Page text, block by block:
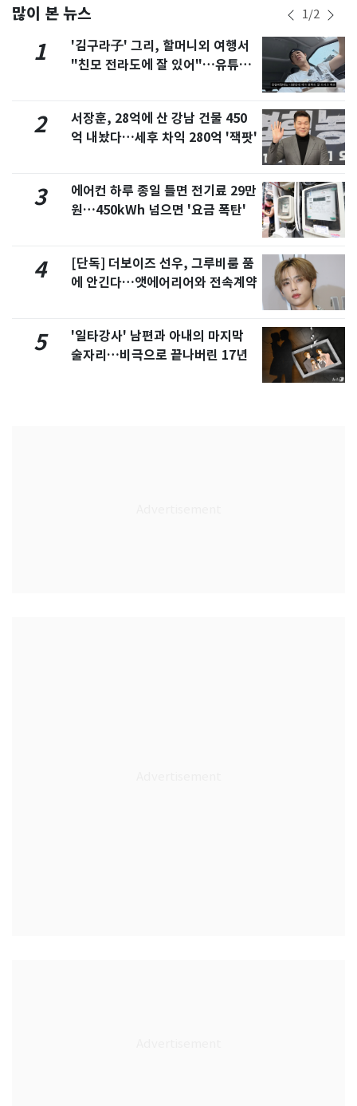
많이 본 뉴스 1/2
1
'김구라子' 그리, 할머니외 여행서
"친모 전라도에 잘 있어"…유튜브
2
서장훈, 28억에 산 강남 건물 450
억 내놨다…세후 차익 280억 '잭팟'
3
에어컨 하루 종일 틀면 전기료 29만
원…450kWh 넘으면 '요금 폭탄'
4
[단독] 더보이즈 선우, 그루비룸 품
에 안긴다…앳에어리어와 전속계약
5
'일타강사' 남편과 아내의 마지막
술자리…비극으로 끝나버린 17년